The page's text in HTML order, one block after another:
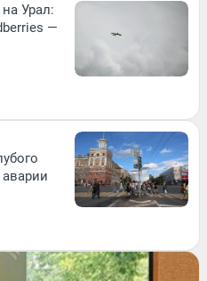
Урал:
—